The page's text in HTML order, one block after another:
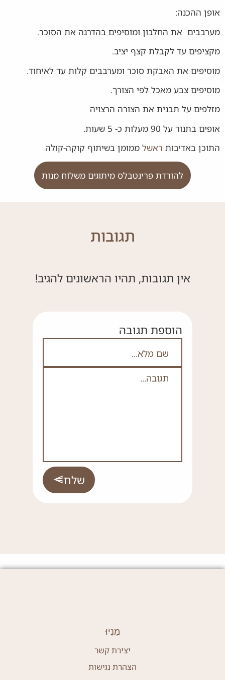
אופן ההכנה:
מערבבים את החלבון ומוסיפים בהדרגה את הסוכר.
מקציפים עד לקבלת קצף יציב.
מוסיפים את האבקת סוכר ומערבבים קלות עד לאיחוד.
מוסיפים צבע מאכל לפי הצורך.
מזלפים על תבנית את הצורה הרצויה
אופים בתנור על 90 מעלות כ- 5 שעות.
התוכן באדיבות ראשל ממומן בשיתוף קוקה-קולה
להורדת פרינטבלס מיתוגים משלוח מנות
תגובות
אין תגובות, תהיו הראשונים להגיב!
אם אתה לא רובוט אל תמלא את השדה
הוספת תגובה
שם מלא
תגובה*
שלח
מֶנְיוּ
יצירת קשר
הצהרת נגישות